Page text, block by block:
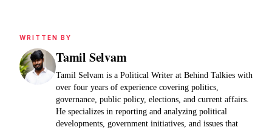
WRITTEN BY
Tamil Selvam
Tamil Selvam is a Political Writer at Behind Talkies with
over four years of experience covering politics,
governance, public policy, elections, and current affairs.
He specializes in reporting and analyzing political
developments, government initiatives, and issues that